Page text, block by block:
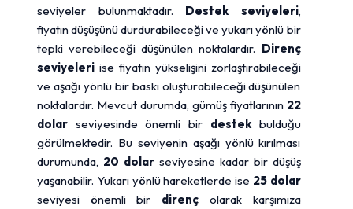
seviyeler bulunmaktadır. Destek seviyeleri,
fiyatın düşüşünü durdurabileceği ve yukarı yönlü bir
tepki verebileceği düşünülen noktalardır. Direnç
seviyeleri ise fiyatın yükselişini zorlaştırabileceği
ve aşağı yönlü bir baskı oluşturabileceği düşünülen
noktalardır. Mevcut durumda, gümüş fiyatlarının 22
dolar seviyesinde önemli bir destekbulduğu
görülmektedir. Bu seviyenin aşağı yönlü kırılması
durumunda, 20 dolarseviyesine kadar bir düşüş
yaşanabilir. Yukarı yönlü hareketlerde ise 25 dolar
seviyesi önemli bir direnç olarak karşımıza